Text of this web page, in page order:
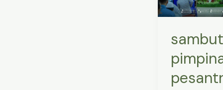
sambutan
Pondok
Darul
Hijrah
–